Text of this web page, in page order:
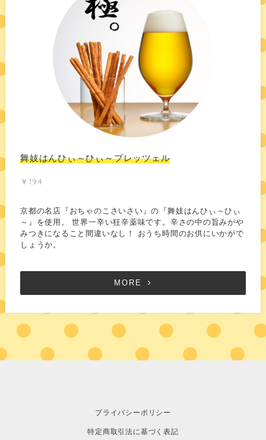
舞妓はんひぃ～ひぃ～プレッツェル
￥194
京都の名店『おちゃのこさいさい』の『舞妓はんひぃ～ひぃ
～』を使用。 世界一辛い狂辛薬味です。辛さの中の旨みがや
みつきになること間違いなし！ おうち時間のお供にいかがで
しょうか。
MORE
プライバシーポリシー
特定商取引法に基づく表記